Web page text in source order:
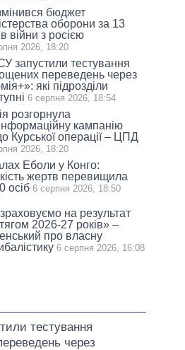
бюджет
оборони за 13
війни з росією
2026, 18:20
запустили тестування
переведень через
які підрозділи
6 серпня 2026, 18:54
розгорнула
кампанію
Курської операції – ЦПД
2026, 18:20
Еболи у Конго:
жертв перевищила
осіб 6 серпня 2026, 18:50
на результат
2026-27 років» –
про власну
6 серпня 2026, 16:08
тестування
через